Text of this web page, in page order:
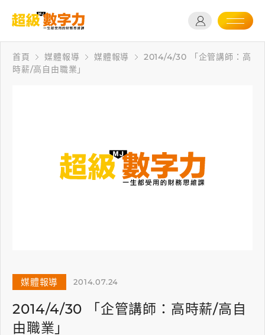
首頁 媒體報導 媒體報導
2014/4/30 「企管講師：高
時薪∕高自由職業」
媒體報導 2014.07.24
2014/4/30 「企管講師：高時薪∕高自
由職業」